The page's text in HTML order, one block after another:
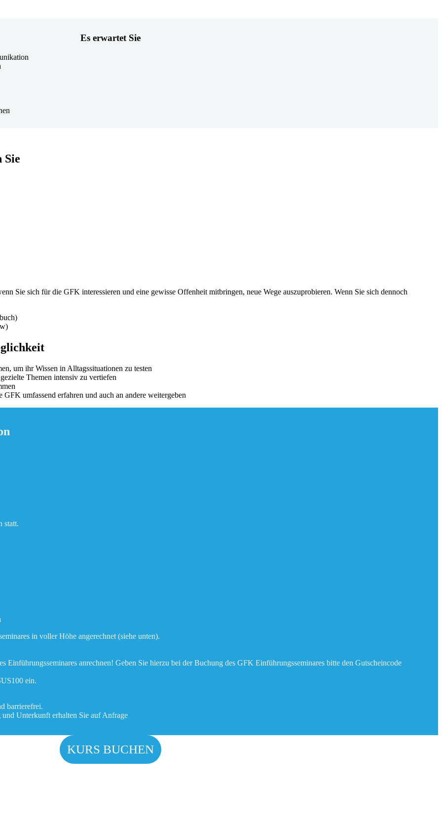
Es erwartet Sie
Sie
Sie sich für die GFK interessieren und eine gewisse Offenheit mitbringen, neue Wege auszuprobieren. Wenn Sie sich dennoch
um ihr Wissen in Alltagssituationen zu testen
Themen intensiv zu vertiefen
umfassend erfahren und auch an andere weitergeben
statt.
in voller Höhe angerechnet (siehe unten).
Einführungsseminares anrechnen! Geben Sie hierzu bei der Buchung des GFK Einführungsseminares bitte den Gutscheincode
ein.
barrierefrei.
Unterkunft erhalten Sie auf Anfrage
KURS BUCHEN